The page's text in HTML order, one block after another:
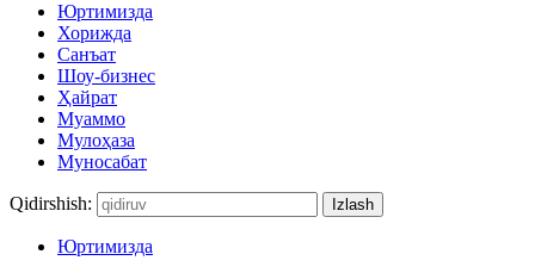
Юртимизда
Хорижда
Санъат
Шоу-бизнес
Ҳайрат
Муаммо
Мулоҳаза
Муносабат
Qidirshish:
Юртимизда